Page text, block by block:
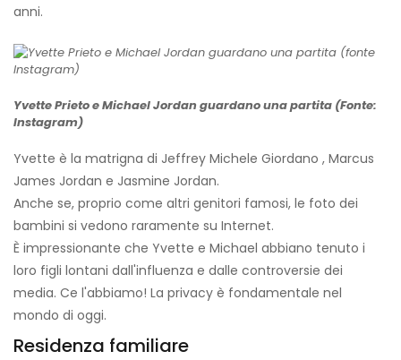
anni.
Yvette Prieto e Michael Jordan guardano una partita (Fonte:
Instagram)
Yvette è la matrigna di Jeffrey Michele Giordano , Marcus
James Jordan e Jasmine Jordan.
Anche se, proprio come altri genitori famosi, le foto dei
bambini si vedono raramente su Internet.
È impressionante che Yvette e Michael abbiano tenuto i
loro figli lontani dall'influenza e dalle controversie dei
media. Ce l'abbiamo! La privacy è fondamentale nel
mondo di oggi.
Residenza familiare